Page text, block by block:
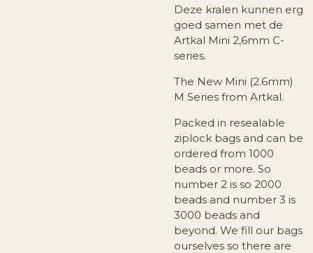
Deze kralen kunnen erg
goed samen met de
Artkal Mini 2,6mm C-
series.
The New Mini (2.6mm)
M Series from Artkal.
Packed in resealable
ziplock bags and can be
ordered from 1000
beads or more. So
number 2 is so 2000
beads and number 3 is
3000 beads and
beyond. We fill our bags
ourselves so there are